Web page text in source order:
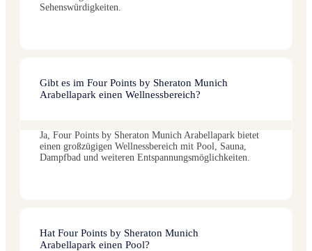
Sehenswürdigkeiten.
Gibt es im Four Points by Sheraton Munich
Arabellapark einen Wellnessbereich?
Ja, Four Points by Sheraton Munich Arabellapark bietet
einen großzügigen Wellnessbereich mit Pool, Sauna,
Dampfbad und weiteren Entspannungsmöglichkeiten.
Hat Four Points by Sheraton Munich
Arabellapark einen Pool?